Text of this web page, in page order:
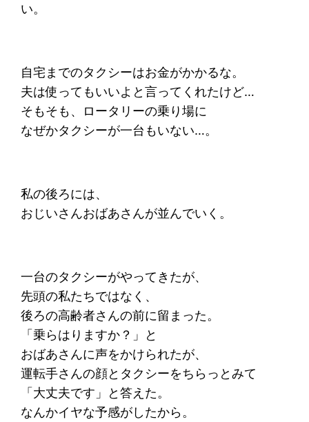
い。
自宅までのタクシーはお金がかかるな。
夫は使ってもいいよと言ってくれたけど…
そもそも、ロータリーの乗り場に
なぜかタクシーが一台もいない…。
私の後ろには、
おじいさんおばあさんが並んでいく。
一台のタクシーがやってきたが、
先頭の私たちではなく、
後ろの高齢者さんの前に留まった。
「乗らはりますか？」と
おばあさんに声をかけられたが、
運転手さんの顔とタクシーをちらっとみて
「大丈夫です」と答えた。
なんかイヤな予感がしたから。